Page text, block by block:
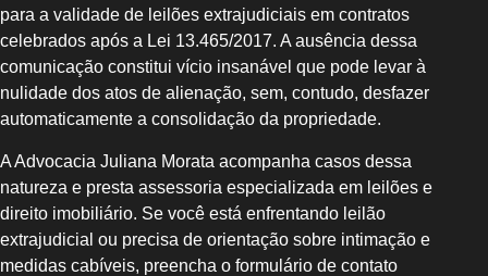
para a validade de leilões extrajudiciais em contratos
celebrados após a Lei 13.465/2017. A ausência dessa
comunicação constitui vício insanável que pode levar à
nulidade dos atos de alienação, sem, contudo, desfazer
automaticamente a consolidação da propriedade.
A Advocacia Juliana Morata acompanha casos dessa
natureza e presta assessoria especializada em leilões e
direito imobiliário. Se você está enfrentando leilão
extrajudicial ou precisa de orientação sobre intimação e
medidas cabíveis, preencha o formulário de contato